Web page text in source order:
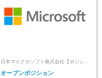
オープンポジション